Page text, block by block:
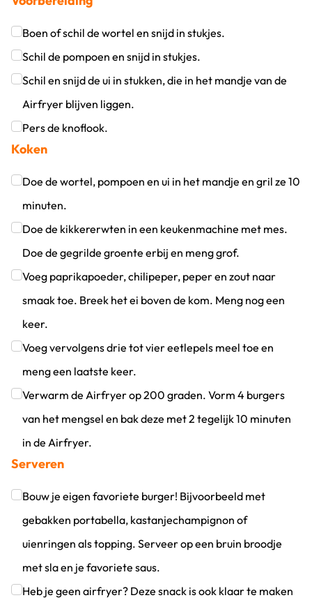
Boen of schil de wortel en snijd in stukjes.
Klik om dit selectievakje aan te vinken
Schil de pompoen en snijd in stukjes.
Klik om dit selectievakje aan te vinken
Schil en snijd de ui in stukken, die in het mandje van de
Airfryer blijven liggen.
Klik om dit selectievakje aan te vinken
Pers de knoflook.
Klik om dit selectievakje aan te vinken
Koken
Doe de wortel, pompoen en ui in het mandje en gril ze 10
minuten.
Klik om dit selectievakje aan te vinken
Doe de kikkererwten in een keukenmachine met mes.
Doe de gegrilde groente erbij en meng grof.
Klik om dit selectievakje aan te vinken
Voeg paprikapoeder, chilipeper, peper en zout naar
smaak toe. Breek het ei boven de kom. Meng nog een
keer.
Klik om dit selectievakje aan te vinken
Voeg vervolgens drie tot vier eetlepels meel toe en
meng een laatste keer.
Klik om dit selectievakje aan te vinken
Verwarm de Airfryer op 200 graden. Vorm 4 burgers
van het mengsel en bak deze met 2 tegelijk 10 minuten
in de Airfryer.
Klik om dit selectievakje aan te vinken
Serveren
Bouw je eigen favoriete burger! Bijvoorbeeld met
gebakken portabella, kastanjechampignon of
uienringen als topping. Serveer op een bruin broodje
met sla en je favoriete saus.
Klik om dit selectievakje aan te vinken
Heb je geen airfryer? Deze snack is ook klaar te maken